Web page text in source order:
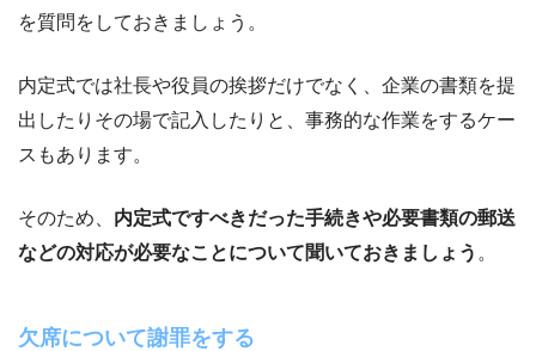
を質問をしておきましょう。
内定式では社長や役員の挨拶だけでなく、企業の書類を提
出したりその場で記入したりと、事務的な作業をするケー
スもあります。
そのため、 内定式ですべきだった手続きや必要書類の郵送
などの対応が必要なことについて聞いておきましょう 。
欠席について謝罪をする